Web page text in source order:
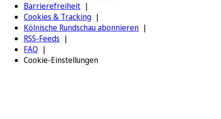
Barrierefreiheit
Cookies & Tracking
Kölnische Rundschau abonnieren
RSS-Feeds
FAQ
Cookie-Einstellungen